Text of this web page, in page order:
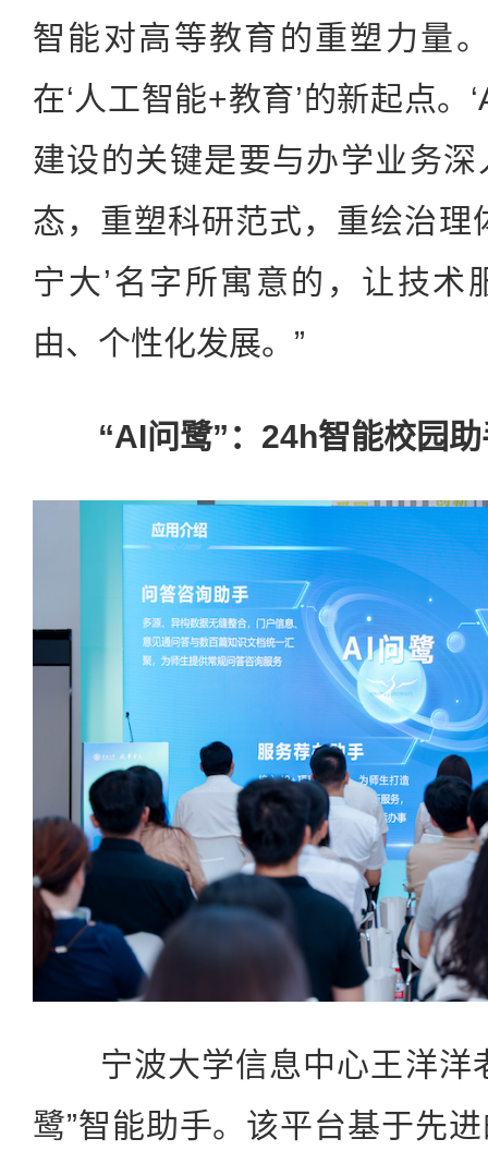
智能对高等教育的重塑力量
在‘人工智能+教育’的新起点。
建设的关键是要与办学业务
态，重塑科研范式，重绘治理
宁大’名字所寓意的，让技术
由、个性化发展。”
“AI问鹭”：24h智能校园助
宁波大学信息中心王洋洋
鹭”智能助手。该平台基于先